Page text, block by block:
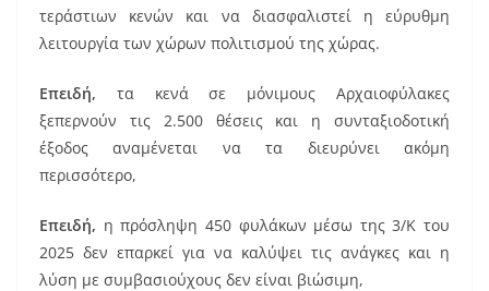
τεράστιων κενών και να διασφαλιστεί η εύρυθμη
λειτουργία των χώρων πολιτισμού της χώρας.
Επειδή, τα κενά σε μόνιμους Αρχαιοφύλακες
ξεπερνούν τις 2.500 θέσεις και η συνταξιοδοτική
έξοδος αναμένεται να τα διευρύνει ακόμη
περισσότερο,
Επειδή, η πρόσληψη 450 φυλάκων μέσω της 3/Κ του
2025 δεν επαρκεί για να καλύψει τις ανάγκες και η
λύση με συμβασιούχους δεν είναι βιώσιμη,